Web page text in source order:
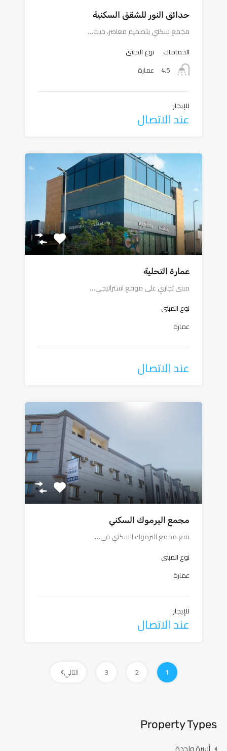
حدائق النور للشقق السكنية
مجمع سكني بتصميم معاصر، حيث…
الحمامات
4.5
نوع المبنى
عمارة
للإيجار
عند الاتصال
عمارة التحلية
مبنى تجاري على موقع استراتيجي…
نوع المبنى
عمارة
عند الاتصال
مجمع اليرموك السكني
يقع مجمع اليرموك السكني في…
نوع المبنى
عمارة
للإيجار
عند الاتصال
1
2
3 التالي
Property Types